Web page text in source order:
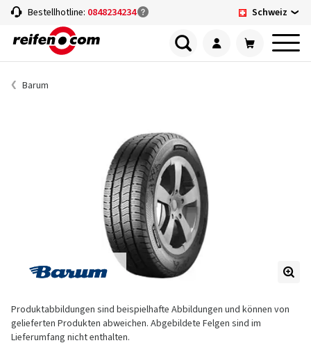
Bestellhotline: 0848234234 Schweiz
Barum
Produktabbildungen sind beispielhafte Abbildungen und können von
gelieferten Produkten abweichen. Abgebildete Felgen sind im
Lieferumfang nicht enthalten.